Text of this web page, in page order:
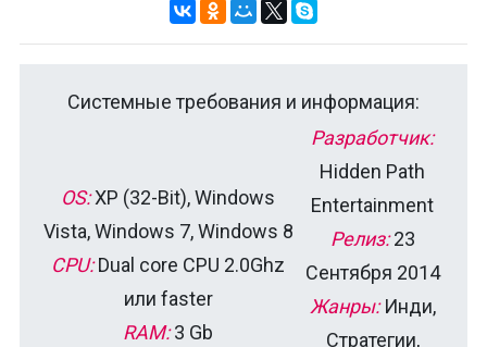
Системные требования и информация:
OS:XP (32-Bit), Windows
Vista, Windows 7, Windows 8
CPU:Dual core CPU 2.0Ghz
или faster
RAM:3 Gb
Разработчик:
Hidden Path
Entertainment
Релиз:23
Сентября 2014
Жанры:Инди,
Стратегии,